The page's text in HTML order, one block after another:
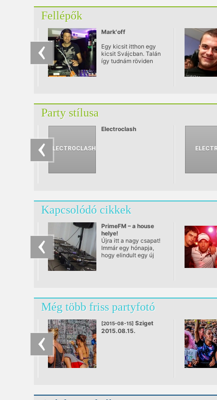
Fellépők
Mark'off
Egy kicsit itthon egy
kicsit Svájcban. Talán
így tudnám röviden
külföldön is
Party stílusa
Electroclash
Kapcsolódó cikkek
PrimeFM – a house
helye!
Újra itt a nagy csapat!
Immár egy hónapja,
hogy elindult egy új
is megadja, ami jár
neki… A PrimeFM a
hazai house nagy
úttörőiből és fiatal
ízlésformálóiból
verbuvált egy olyan
szórakoztat.
Még több friss partyfotó
[2015-08-15] Sziget
2015.08.15.